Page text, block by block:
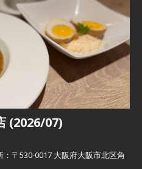
(2026/07)
〒530-0017 大阪府大阪市北区角